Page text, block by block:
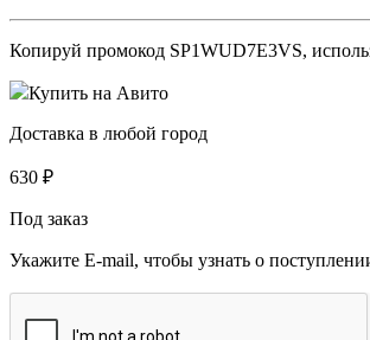
Копируй промокод SP1WUD7E3VS,
Купить на Авито
Доставка в любой город
630 ₽
Под заказ
Укажите E-mail, чтобы узнать о